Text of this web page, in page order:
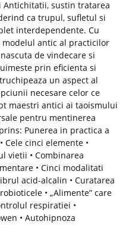
sustin tratarea
ca trupul, sufletul si
interdependente. Cu
antic al practicilor
de vindecare si
prin eficienta si
un aspect al
necesare celor ce
maestri antici ai taoismului
pentru mentinerea
Punerea in practica a
cinci elemente •
vietii • Combinarea
• Cinci modalitati
acid-alcalin • Curatarea
• „Alimente” care
respiratiei •
• Autohipnoza